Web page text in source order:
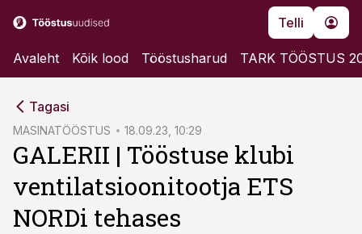
Telli
Avaleht Kõik lood Tööstusharud TARK TÖÖSTUS
Tagasi
MASINATÖÖSTUS 18.09.23, 10:29
GALERII | Tööstuse klubi
ventilatsioonitootja ETS
NORDi tehases